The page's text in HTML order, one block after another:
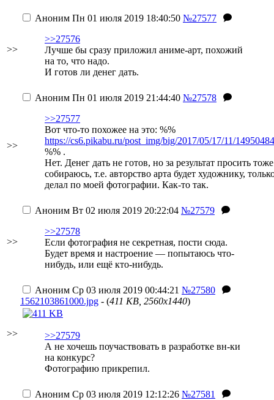
>>
Аноним Пн 01 июля 2019 18:40:50 №27577
>>27576
Лучше бы сразу приложил аниме-арт, похожий
на то, что надо.
И готов ли денег дать.
>>
Аноним Пн 01 июля 2019 21:44:40 №27578
>>27577
Вот что-то похожее на это: %%
https://cs6.pikabu.ru/post_img/big/2017/05/17/11/
%% .
Нет. Денег дать не готов, но за результат просить
собираюсь, т.е. авторство арта будет художнику,
делал по моей фотографии. Как-то так.
>>
Аноним Вт 02 июля 2019 20:22:04 №27579
>>27578
Если фотография не секретная, пости сюда.
Будет время и настроение — попытаюсь что-
нибудь, или ещё кто-нибудь.
>>
Аноним Ср 03 июля 2019 00:44:21 №27580
1562103861000.jpg - (411 KB, 2560x1440)
>>27579
А не хочешь поучаствовать в разработке вн-ки
на конкурс?
Фотографию прикрепил.
Аноним Ср 03 июля 2019 12:12:26 №27581